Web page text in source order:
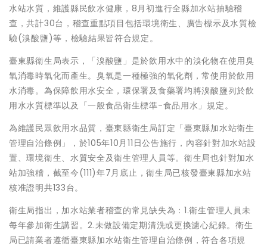
水站水質，維護縣民飲水健康，8月初進行全縣加水站抽驗稽
查，共計30台，稽查重點項目包括環境衛生、廣告標示及水質檢
驗(溴酸鹽)等，檢驗結果皆符合規定。
臺東縣衛生局表示，「溴酸鹽」是於飲用水中的溴化物在使用臭
氧消毒時氧化而產生。臭氧是一種極強的氧化劑，常使用於飲用
水消毒。為保障飲用水安全，環保署及食藥署均將溴酸鹽列於飲
用水水質標準以及「一般食品衛生標準-食品用水」規定。
為維護民眾飲用水品質，臺東縣衛生局訂定「臺東縣加水站衛生
管理自治條例」，於105年10月11日公告施行，內容針對加水站設
置、環境衛生、水質安全及衛生管理人員等。衛生局也針對加水
站加強稽，截至今(111)年7月底止，衛生局已核發臺東縣加水站
核准證明共133台。
衛生局指出，加水站業者稽查的常見缺失為：1.衛生管理人員未
每年參加衛生講習。2.未做設備定期清洗或更換濾心紀錄。衛生
局已請業者遵循臺東縣加水站衛生管理自治條例，符合各項規